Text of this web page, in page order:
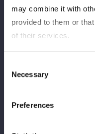
may combine it with
provided to them or
of their services.
Selection
Necessary
Preferences
デビュー戦